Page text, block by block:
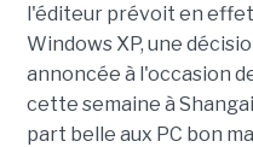
l'éditeur prévoit en
Windows XP, une
annoncée à l'occasion
cette semaine à
part belle aux PC bon